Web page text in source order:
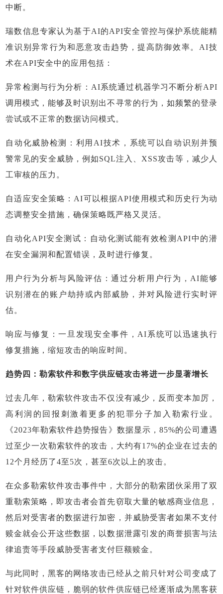
中断。
瑞数信息专家认为基于AI的API安全管控与保护系统能精
准识别异常行为和恶意攻击趋势，提高防御效率。AI技
术在API安全中的应用包括：
异常检测与行为分析：AI系统通过机器学习不断分析API
调用模式，能够及时识别出不寻常的行为，如频繁的登录
尝试或不正常的数据访问模式。
自动化威胁检测：利用AI技术，系统可以自动识别并预
警常见的安全威胁，例如SQL注入、XSS攻击等，减少人
工审核的压力。
自适应安全策略：AI可以根据API使用模式和历史行为动
态调整安全措施，确保策略既严格又灵活。
自动化API安全测试：自动化测试能有效检测API中的潜
在安全漏洞和配置错误，及时进行修复。
用户行为分析与风险评估：通过分析用户行为，AI能够
识别潜在的账户劫持或内部威胁，并对风险进行实时评
估。
响应与修复：一旦发现安全事件，AI系统可以迅速执行
修复措施，缩短攻击的响应时间。
趋势四：勒索软件和数字供应链攻击将进一步显著增长
过去几年，勒索软件攻击不仅没有减少，反而变本加厉，
高利润的回报刺激着更多的犯罪分子加入勒索行业。
《2023年勒索软件趋势报告》数据显示，85%的公司遭遇
过至少一次勒索软件的攻击，大约有17%的企业在过去的
12个月经历了4至5次，甚至6次以上的攻击。
在众多勒索软件攻击事件中，大部分的勒索团伙采用了双
重勒索策略，即攻击者会首先窃取大量的敏感商业信息，
然后对受害者的数据进行加密，并威胁受害者如果不支付
赎金就会公开这些数据，以数据泄露引发的商誉损害与法
律追责等手段威胁受害者支付巨额赎金。
与此同时，黑客的网络攻击已经从之前只针对公司变成了
针对软件供应链，脆弱的软件供应链已经逐渐成为黑客获